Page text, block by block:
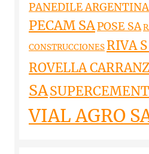
PANEDILE
PECAM SAPOSE SA
CONSTRUCCIONES RIVA
ROVELLA
SA
VIAL AGRO